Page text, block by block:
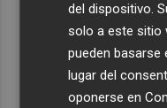
del dispositivo.
solo a este sitio
pueden basarse
lugar del
oponerse en